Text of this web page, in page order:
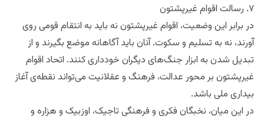
۷. رسالت اقوام غیرپشتون
در برابر این وضعیت، اقوام غیرپشتون نه باید به انتقام قومی روی
آورند، نه به تسلیم و سکوت. آنان باید آگاهانه موضع بگیرند و از
تبدیل شدن به ابزار جنگ‌های دیگران خودداری کنند. اتحاد اقوام
غیرپشتون بر محور عدالت، فرهنگ و عقلانیت می‌تواند نقطه‌ی آغاز
بیداری ملی باشد.
در این میان، نخبگان فکری و فرهنگی تاجیک، اوزبیک و هزاره و